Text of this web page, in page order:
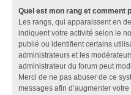
Quel est mon rang et comment
Les rangs, qui apparaissent en
indiquent votre activité selon le
publié ou identifient certains
administrateurs et les
administrateur du forum peut
Merci de ne pas abuser de ce
messages afin d’augmenter